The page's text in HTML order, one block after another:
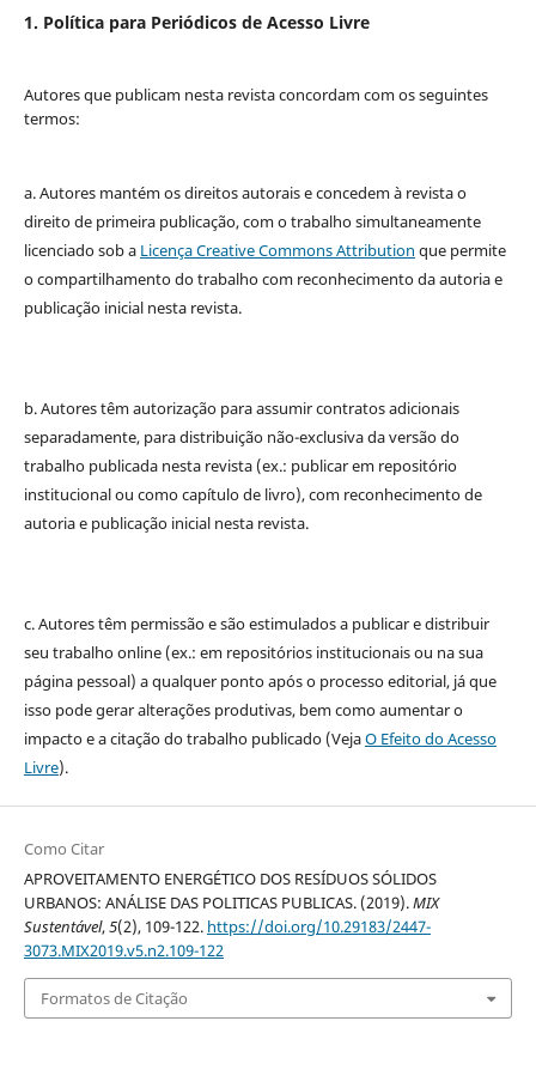
1. Política para Periódicos de Acesso Livre
Autores que publicam nesta revista concordam com os seguintes
termos:
a. Autores mantém os direitos autorais e concedem à revista o
direito de primeira publicação, com o trabalho simultaneamente
licenciado sob a Licença Creative Commons Attribution que permite
o compartilhamento do trabalho com reconhecimento da autoria e
publicação inicial nesta revista.
b. Autores têm autorização para assumir contratos adicionais
separadamente, para distribuição não-exclusiva da versão do
trabalho publicada nesta revista (ex.: publicar em repositório
institucional ou como capítulo de livro), com reconhecimento de
autoria e publicação inicial nesta revista.
c. Autores têm permissão e são estimulados a publicar e distribuir
seu trabalho online (ex.: em repositórios institucionais ou na sua
página pessoal) a qualquer ponto após o processo editorial, já que
isso pode gerar alterações produtivas, bem como aumentar o
impacto e a citação do trabalho publicado (VejaO Efeito do Acesso
Livre).
Como Citar
APROVEITAMENTO ENERGÉTICO DOS RESÍDUOS SÓLIDOS
URBANOS: ANÁLISE DAS POLITICAS PUBLICAS. (2019).MIX
Sustentável,5(2), 109-122. https://doi.org/10.29183/2447-
3073.MIX2019.v5.n2.109-122
Formatos de Citação